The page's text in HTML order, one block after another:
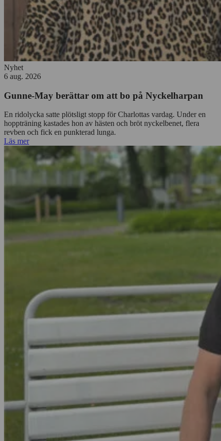
Nyhet
6 aug. 2026
Gunne-May berättar om att bo på Nyckelharpan
En ridolycka satte plötsligt stopp för Charlottas vardag. Under en
hoppträning kastades hon av hästen och bröt nyckelbenet, flera
revben och fick en punkterad lunga.
Läs mer